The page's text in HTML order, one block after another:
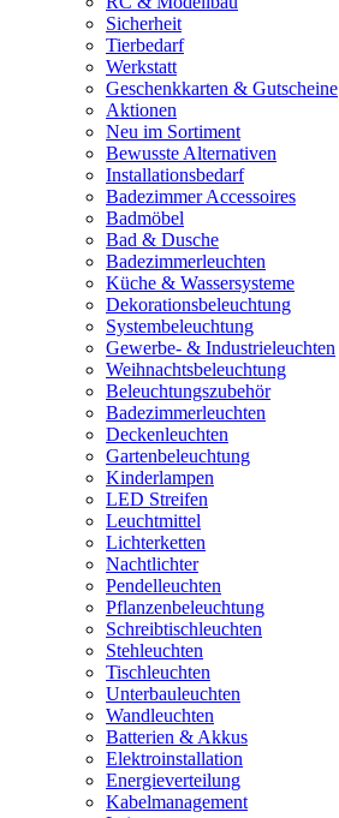
Sicherheit
Tierbedarf
Werkstatt
Geschenkkarten & Gutscheine
Aktionen
Neu im Sortiment
Bewusste Alternativen
Installationsbedarf
Badezimmer Accessoires
Badmöbel
Bad & Dusche
Badezimmerleuchten
Küche & Wassersysteme
Dekorationsbeleuchtung
Systembeleuchtung
Gewerbe- & Industrieleuchten
Weihnachtsbeleuchtung
Beleuchtungszubehör
Badezimmerleuchten
Deckenleuchten
Gartenbeleuchtung
Kinderlampen
LED Streifen
Leuchtmittel
Lichterketten
Nachtlichter
Pendelleuchten
Pflanzenbeleuchtung
Schreibtischleuchten
Stehleuchten
Tischleuchten
Unterbauleuchten
Wandleuchten
Batterien & Akkus
Elektroinstallation
Energieverteilung
Kabelmanagement